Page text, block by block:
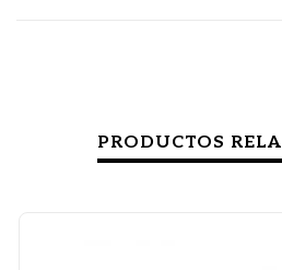
PRODUCTOS